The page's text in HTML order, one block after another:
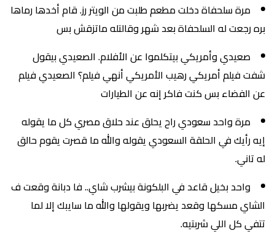
مرة سلحفاة دخلت مطعم طلبت من الويتر رز. قام أخدها رماها
بره رجعت له السلحفاة بعد شهر وقالتله ماتزقش بس
صعيدي وأمريكي بيتكلموا عن الأفلام. الصعيدي بيقول
شفت فيلم أمريكي رهيب الأمريكي أنهي فيلم؟ الصعيدي فيلم
عن الفضاء بس كنت فاكر إنه عن الطيارات
مرة واحد سعودي راح يحلق عند حلاق مصري كل ما يقوله
إيه رأيك في الحلقة السعودي يقوله والله ما قصرت يقوم حالق
له تاني.
واحد بخيل قاعد في البلكونة بيشرب شاي.. فا دبانة وقعت ف
الشاي مسكها وقعد يضربها ويقولها والله ما سايبك إلا لما
تتفي كل اللي شربتيه.